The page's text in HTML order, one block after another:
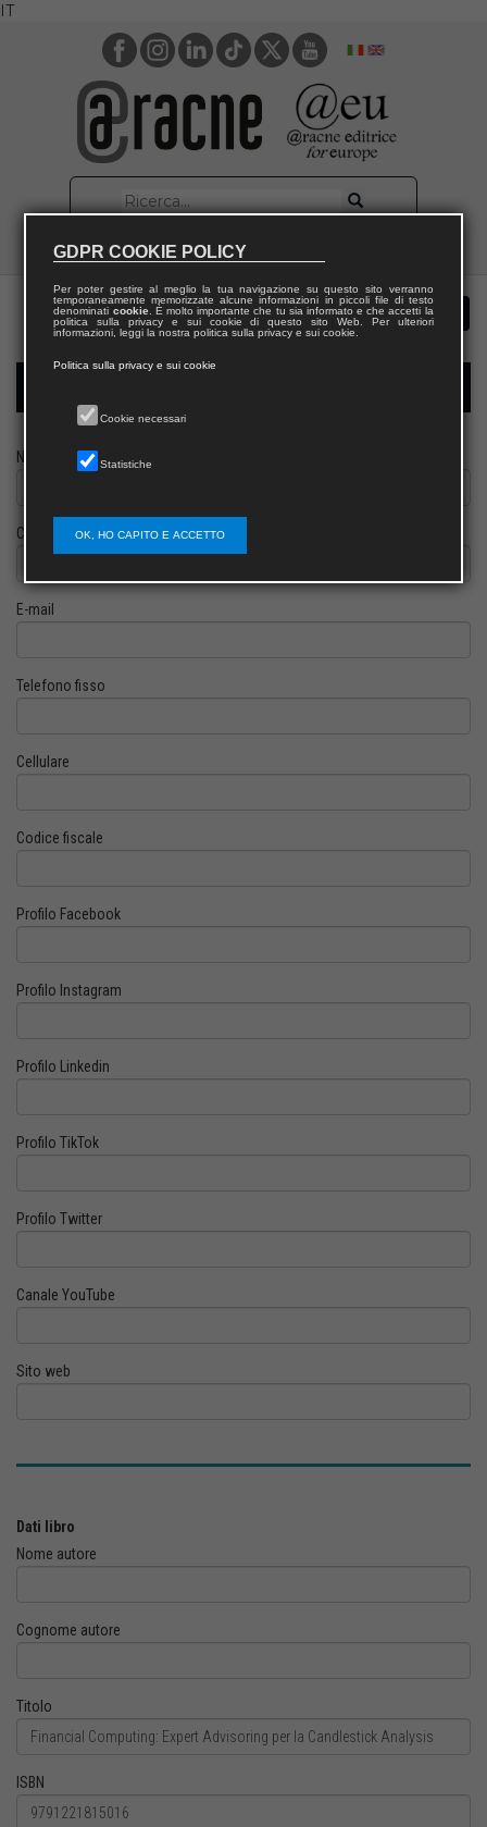
IT
Nome
Cognome
E-mail
Telefono fisso
Cellulare
Codice fiscale
Profilo Facebook
Profilo Instagram
Profilo Linkedin
Profilo TikTok
Profilo Twitter
Canale YouTube
Sito web
Dati libro
Nome autore
Cognome autore
Titolo
ISBN
GDPR COOKIE POLICY
Per poter gestire al meglio la tua navigazione su questo sito verranno
temporaneamente memorizzate alcune informazioni in piccoli file di testo
denominati cookie. È molto importante che tu sia informato e che accetti la
politica sulla privacy e sui cookie di questo sito Web. Per ulteriori
informazioni, leggi la nostra politica sulla privacy e sui cookie.
Politica sulla privacy e sui cookie
Cookie necessari
Statistiche
OK, HO CAPITO E ACCETTO